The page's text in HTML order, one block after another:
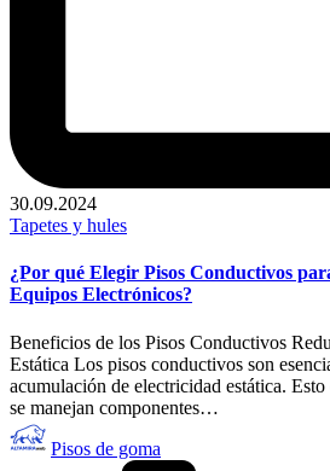
30.09.2024
Publicado
Tapetes y hules
¿Por qué Elegir Pisos Conductivos
Equipos Electrónicos?
Beneficios de los Pisos Conductivos
Estática Los pisos conductivos son
acumulación de electricidad estática.
se manejan componentes…
Publicado
por
Pisos de goma